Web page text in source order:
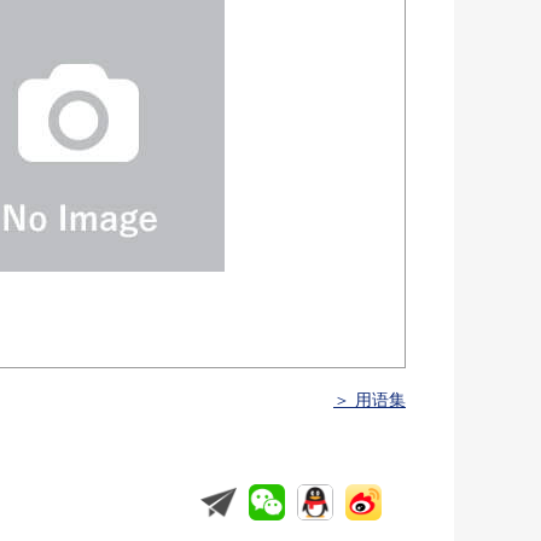
＞ 用语集